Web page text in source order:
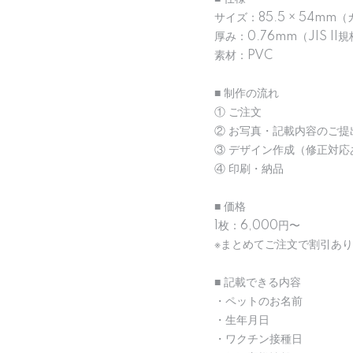
サイズ：85.5 × 54mm（
厚み：0.76mm（JIS II規
素材：PVC
■ 制作の流れ
① ご注文
② お写真・記載内容のご提
③ デザイン作成（修正対応
④ 印刷・納品
■ 価格
1枚：6,000円〜
※まとめてご注文で割引あり
■ 記載できる内容
・ペットのお名前
・生年月日
・ワクチン接種日